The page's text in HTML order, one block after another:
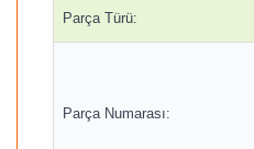
Parça Türü:
Parça Numarası: